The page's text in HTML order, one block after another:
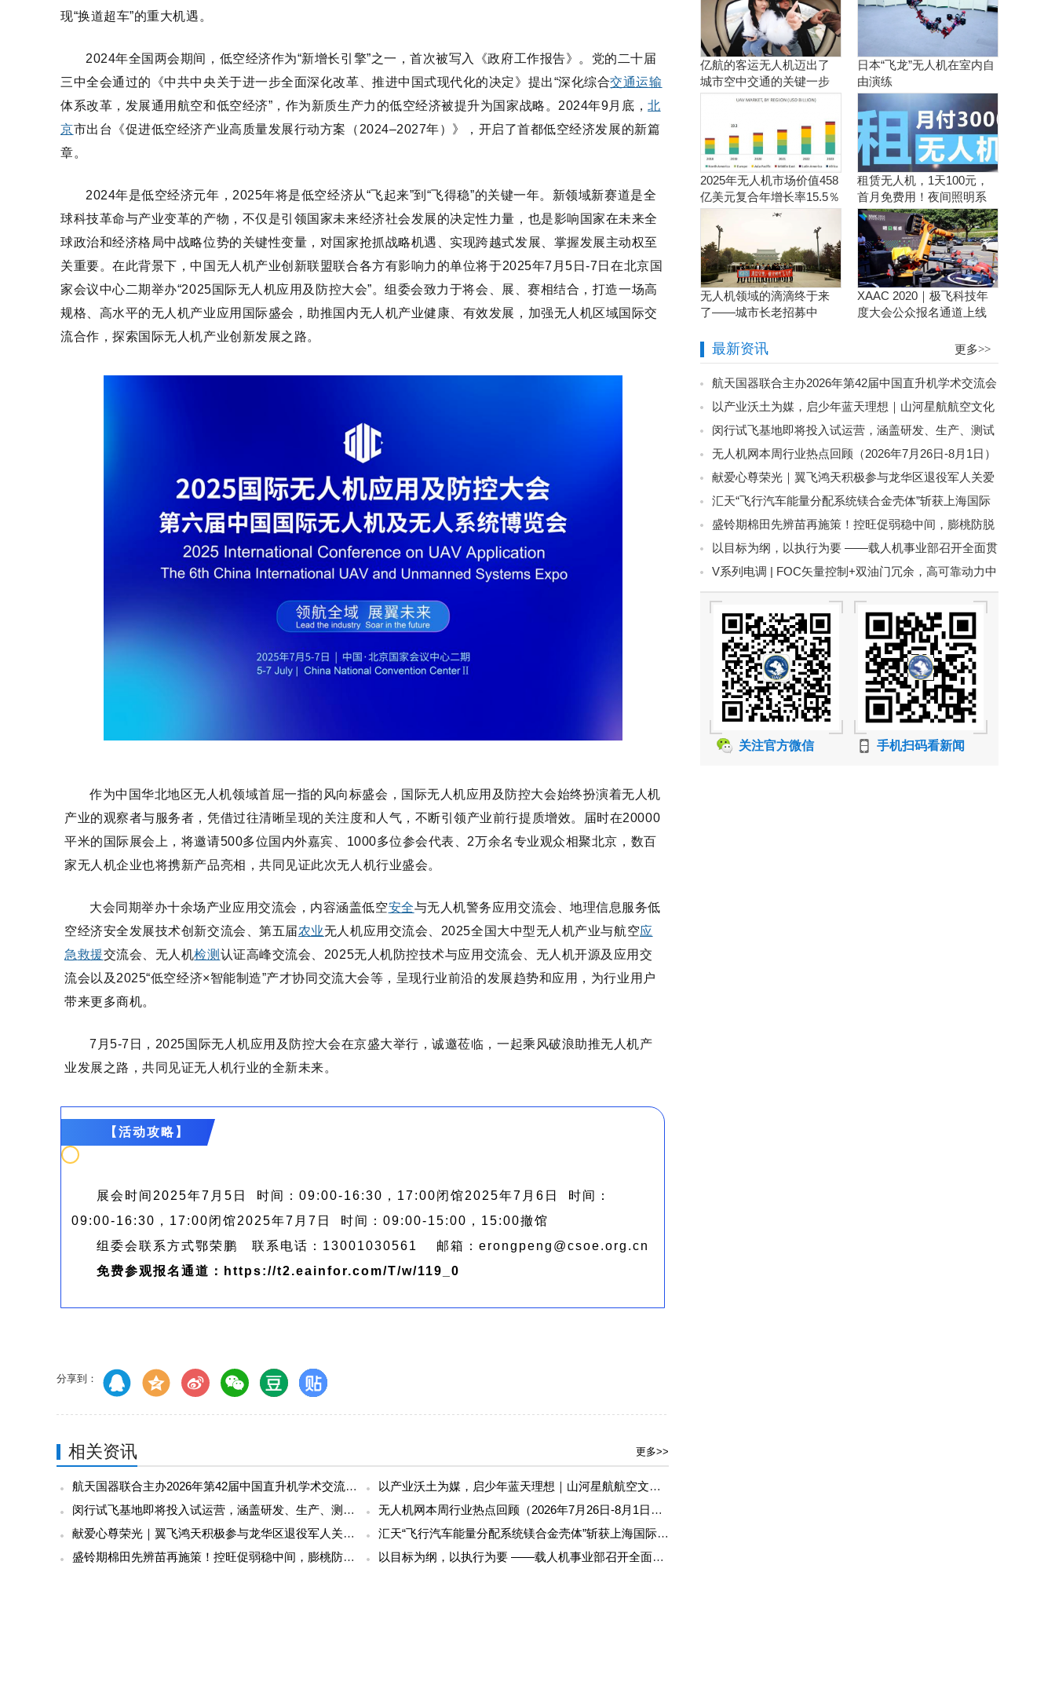
现“换道超车”的重大机遇。
2024年全国两会期间，低空经济作为“新增长引擎”之一，首次被写入《政府工作报告》。党的二十届
三中全会通过的《中共中央关于进一步全面深化改革、推进中国式现代化的决定》提出“深化综合交通运输
体系改革，发展通用航空和低空经济”，作为新质生产力的低空经济被提升为国家战略。2024年9月底，北
京市出台《促进低空经济产业高质量发展行动方案（2024–2027年）》，开启了首都低空经济发展的新篇
章。
2024年是低空经济元年，2025年将是低空经济从“飞起来”到“飞得稳”的关键一年。新领域新赛道是全
球科技革命与产业变革的产物，不仅是引领国家未来经济社会发展的决定性力量，也是影响国家在未来全
球政治和经济格局中战略位势的关键性变量，对国家抢抓战略机遇、实现跨越式发展、掌握发展主动权至
关重要。在此背景下，中国无人机产业创新联盟联合各方有影响力的单位将于2025年7月5日-7日在北京国
家会议中心二期举办“2025国际无人机应用及防控大会”。组委会致力于将会、展、赛相结合，打造一场高
规格、高水平的无人机产业应用国际盛会，助推国内无人机产业健康、有效发展，加强无人机区域国际交
流合作，探索国际无人机产业创新发展之路。
作为中国华北地区无人机领域首屈一指的风向标盛会，国际无人机应用及防控大会始终扮演着无人机
产业的观察者与服务者，凭借过往清晰呈现的关注度和人气，不断引领产业前行提质增效。届时在20000
平米的国际展会上，将邀请500多位国内外嘉宾、1000多位参会代表、2万余名专业观众相聚北京，数百
家无人机企业也将携新产品亮相，共同见证此次无人机行业盛会。
大会同期举办十余场产业应用交流会，内容涵盖低空安全与无人机警务应用交流会、地理信息服务低
空经济安全发展技术创新交流会、第五届农业无人机应用交流会、 2025全国大中型无人机产业与航空应
急救援交流会、无人机检测 认证高峰交流会、2025无人机防控技术与应用交流会、无人机开源及应用交
流会以及2025“低空经济×智能制造”产才协同交流大会等，呈现行业前沿的发展趋势和应用，为行业用户
带来更多商机。
7月5-7日，2025国际无人机应用及防控大会在京盛大举行，诚邀莅临，一起乘风破浪助推无人机产
业发展之路，共同见证无人机行业的全新未来。
【活动攻略】
展会时间 2025年7月5日 时间：09:00-16:30，17:00闭馆2025年7月6日 时间：
09:00-16:30，17:00闭馆2025年7月7日 时间：09:00-15:00，15:00撤馆
组委会联系方式鄂荣鹏 联系电话：13001030561 邮箱：erongpeng@csoe.org.cn
免费参观报名通道：
https://t2.eainfor.com/T/w/119_0
分享到：
相关资讯 更多>>
航天国器联合主办2026年第42届中国直升机学术交流会
以产业沃土为媒，启少年蓝天理想｜山河星航航空文化体验进行中
闵行试飞基地即将投入试运营，涵盖研发、生产、测试等全链条丨低空应用
无人机网本周行业热点回顾（2026年7月26日-8月1日）
献爱心尊荣光｜翼飞鸿天积极参与龙华区退役军人关爱基金捐赠
汇天“飞行汽车能量分配系统镁合金壳体”斩获上海国际压铸展金奖铸件荣誉
盛铃期棉田先辨苗再施策！控旺促弱稳中间，膨桃防脱不跑偏
以目标为纲，以执行为要 ——载人机事业部召开全面贯彻公司半年度会议精神暨重点工作攻坚部署会
亿航的客运无人机迈出了
城市空中交通的关键一步
日本“飞龙”无人机在室内自
由演练
2025年无人机市场价值458
亿美元复合年增长率15.5％
租赁无人机，1天100元，
首月免费用！夜间照明系
统施工、抢险、应急救援
利器！
无人机领域的滴滴终于来
了——城市长老招募中
XAAC 2020｜极飞科技年
度大会公众报名通道上线
最新资讯 更多>>
航天国器联合主办2026年第42届中国直升机学术交流会
以产业沃土为媒，启少年蓝天理想｜山河星航航空文化
体验进行中
闵行试飞基地即将投入试运营，涵盖研发、生产、测试
等全链条丨低空应用
无人机网本周行业热点回顾（2026年7月26日-8月1日）
献爱心尊荣光｜翼飞鸿天积极参与龙华区退役军人关爱
基金捐赠
汇天“飞行汽车能量分配系统镁合金壳体”斩获上海国际
压铸展金奖铸件荣誉
盛铃期棉田先辨苗再施策！控旺促弱稳中间，膨桃防脱
不跑偏
以目标为纲，以执行为要 ——载人机事业部召开全面贯
彻公司半年度会议精神暨重点工作攻坚部署会
V系列电调 | FOC矢量控制+双油门冗余，高可靠动力中
枢，赋能行业无人机稳定作业
关注官方微信 手机扫码看新闻